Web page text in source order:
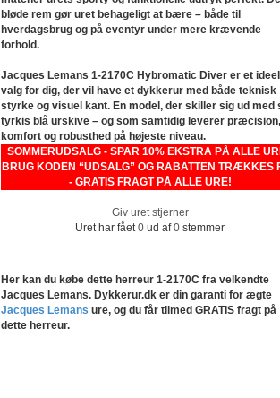
bløde rem gør uret behageligt at bære – både til
hverdagsbrug og på eventyr under mere krævende
forhold.
Jacques Lemans 1-2170C Hybromatic Diver er et
valg for dig, der vil have et dykkerur med både teknisk
styrke og visuel kant. En model, der skiller sig ud med
tyrkis blå urskive – og som samtidig leverer præcision,
komfort og robusthed på højeste niveau.
SOMMERUDSALG - SPAR 10% EKSTRA PÅ ALLE
BRUG KODEN “UDSALG” OG RABATTEN TRÆKKES
- GRATIS FRAGT PÅ ALLE URE!
Giv uret stjerner
Uret har fået0 ud af0 stemmer
Her kan du købe dette herreur 1-2170C fra velkendte
Jacques Lemans. Dykkerur.dk er din garanti for ægte
Jacques Lemans ure, og du får tilmed GRATIS fragt på
dette herreur.